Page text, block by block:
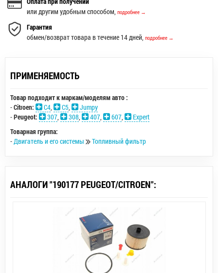
или другим удобным способом, подробнее →
Гарантия
обмен/возврат товара в течение 14 дней, подробнее →
ПРИМЕНЯЕМОСТЬ
Товар подходит к маркам/моделям авто :
-Citroen: C4, C5,
Jumpy
-Peugeot: 307, 308, 407, 607,
Expert
Товарная группа:
-Двигатель и его системы Топливный фильтр
АНАЛОГИ "190177 PEUGEOT/CITROEN":